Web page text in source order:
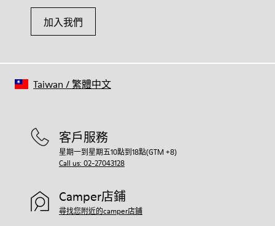
加入我們
客戶服務
星期一到星期五10點到18點(GTM +8)
Call us: 02-27043128
Camper店鋪
尋找您附近的camper店鋪
Taiwan /繁體中文